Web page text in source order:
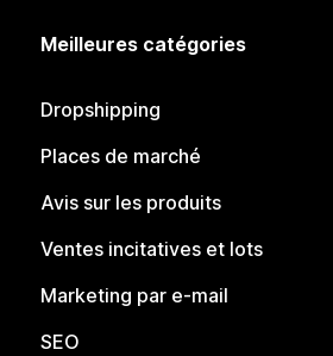
Meilleures catégories
Dropshipping
Places de marché
Avis sur les produits
Ventes incitatives et lots
Marketing par e-mail
SEO